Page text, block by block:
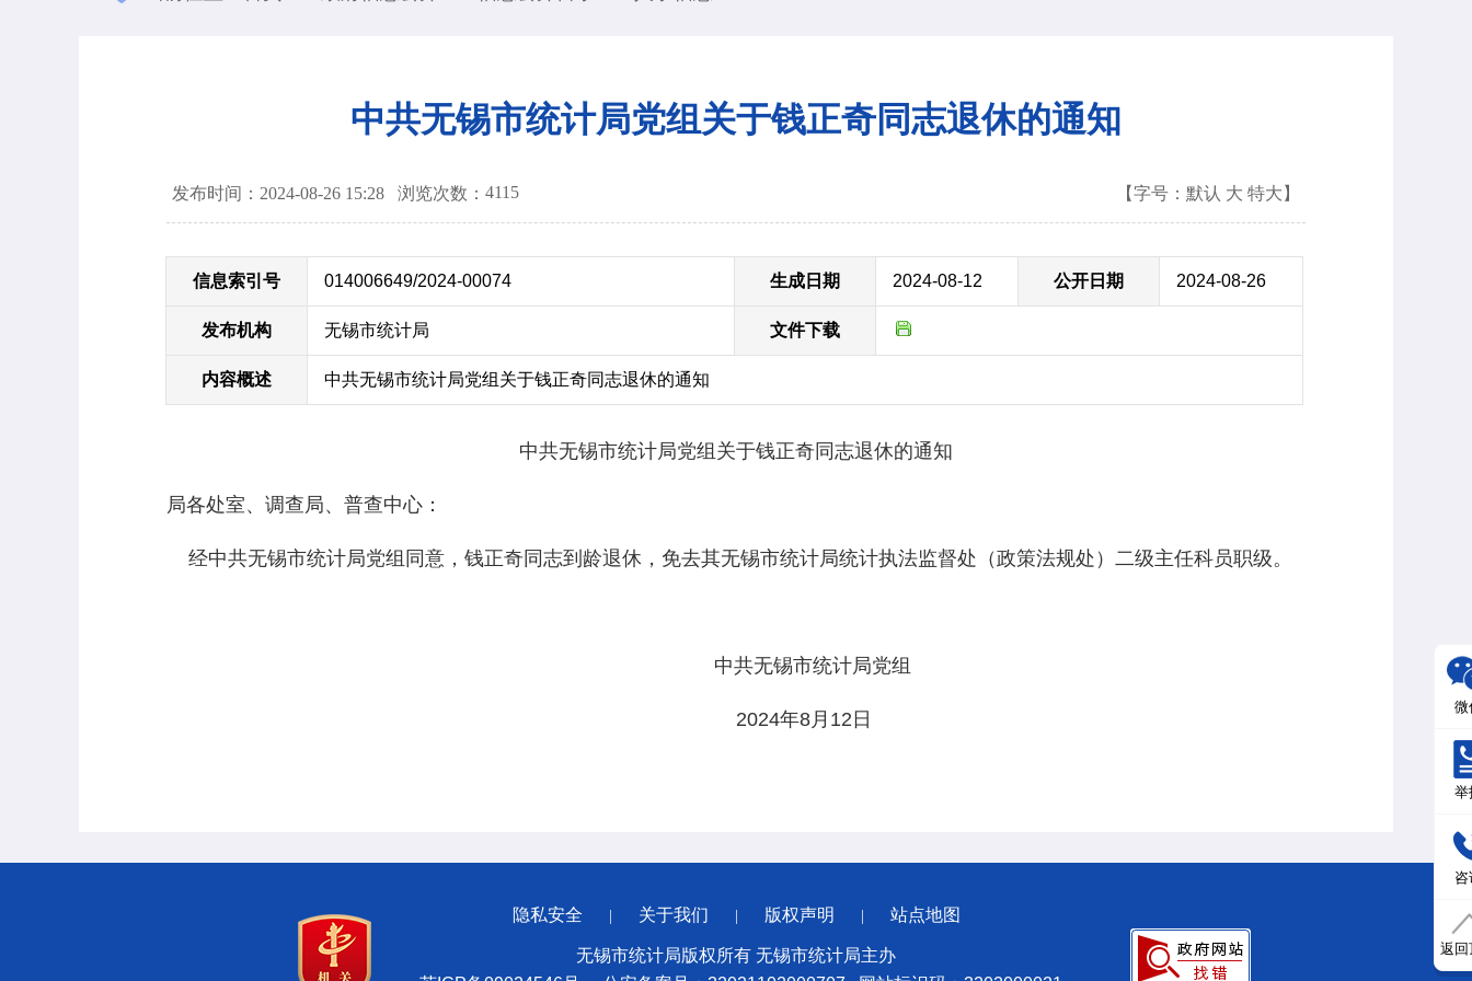
中共无锡市统计局党组关于钱正奇同志退休的通知
发布时间：2024-08-26 15:28 浏览次数： 4115 【字号： 默认 大 特大 】
信息索引号 014006649/2024-00074 生成日期 2024-08-12 公开日期 2024-08-26
发布机构 无锡市统计局 文件下载
内容概述 中共无锡市统计局党组关于钱正奇同志退休的通知
中共无锡市统计局党组关于钱正奇同志退休的通知
局各处室、调查局、普查中心：
经中共无锡市统计局党组同意，钱正奇同志到龄退休，免去其无锡市统计局统计执法监督处（政策法规处）二级主任科员职级。
中共无锡市统计局党组
2024年8月12日
隐私安全 关于我们 版权声明 站点地图
无锡市统计局版权所有 无锡市统计局主办
微
举
咨
返回